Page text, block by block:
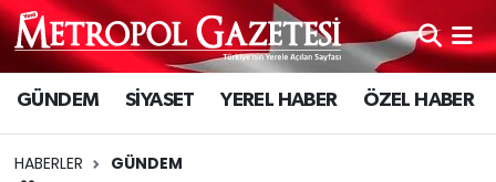
GÜNDEM SİYASET YEREL HABER ÖZEL HABER
HABERLER GÜNDEM
Hava Durumu
Trafik Durumu